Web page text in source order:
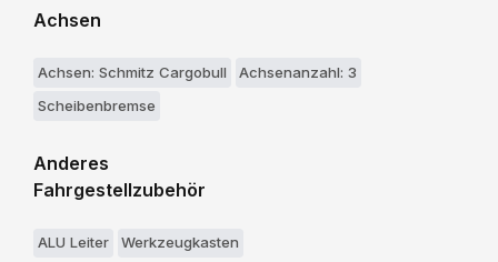
Achsen
Achsen: Schmitz Cargobull
Achsenanzahl: 3
Scheibenbremse
Anderes
Fahrgestellzubehör
ALU Leiter Werkzeugkasten